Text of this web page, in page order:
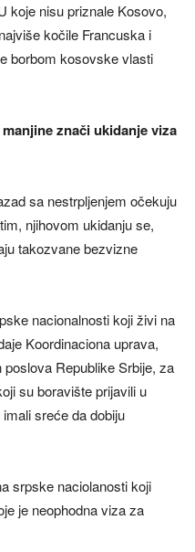
koje nisu priznale Kosovo,
kočile Francuska i
borbom kosovske vlasti
znači ukidanje viza
sa nestrpljenjem očekuju
njihovom ukidanju se,
takozvane bezvizne
nacionalnosti koji živi na
Koordinaciona uprava,
Republike Srbije, za
su boravište prijavili u
sreće da dobiju
srpske naciolanosti koji
je neophodna viza za